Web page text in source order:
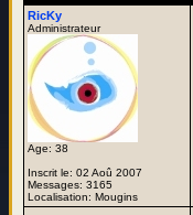
RicKy
Administrateur
Age: 38
Inscrit le: 02 Aoû 2007
Messages: 3165
Localisation: Mougins